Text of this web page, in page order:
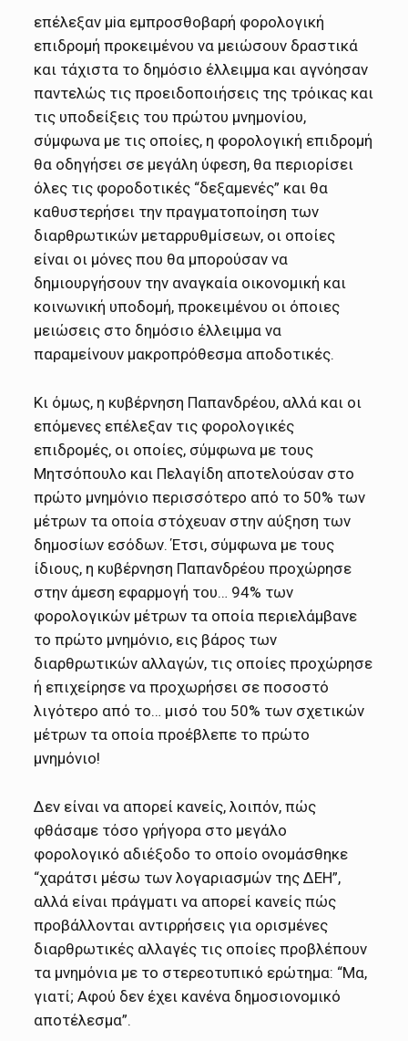
επέλεξαν μiα εμπροσθοβαρή φορολογική
επιδρομή προκειμένου να μειώσουν δραστικά
και τάχιστα το δημόσιο έλλειμμα και αγνόησαν
παντελώς τις προειδοποιήσεις της τρόικας και
τις υποδείξεις του πρώτου μνημονίου,
σύμφωνα με τις οποίες, η φορολογική επιδρομή
θα οδηγήσει σε μεγάλη ύφεση, θα περιορίσει
όλες τις φοροδοτικές “δεξαμενές” και θα
καθυστερήσει την πραγματοποίηση των
διαρθρωτικών μεταρρυθμίσεων, οι οποίες
είναι οι μόνες που θα μπορούσαν να
δημιουργήσουν την αναγκαία οικονομική και
κοινωνική υποδομή, προκειμένου οι όποιες
μειώσεις στο δημόσιο έλλειμμα να
παραμείνουν μακροπρόθεσμα αποδοτικές.
Κι όμως, η κυβέρνηση Παπανδρέου, αλλά και οι
επόμενες επέλεξαν τις φορολογικές
επιδρομές, οι οποίες, σύμφωνα με τους
Μητσόπουλο και Πελαγίδη αποτελούσαν στο
πρώτο μνημόνιο περισσότερο από το 50% των
μέτρων τα οποία στόχευαν στην αύξηση των
δημοσίων εσόδων. Έτσι, σύμφωνα με τους
ίδιους, η κυβέρνηση Παπανδρέου προχώρησε
στην άμεση εφαρμογή του… 94% των
φορολογικών μέτρων τα οποία περιελάμβανε
το πρώτο μνημόνιο, εις βάρος των
διαρθρωτικών αλλαγών, τις οποίες προχώρησε
ή επιχείρησε να προχωρήσει σε ποσοστό
λιγότερο από το… μισό του 50% των σχετικών
μέτρων τα οποία προέβλεπε το πρώτο
μνημόνιο!
Δεν είναι να απορεί κανείς, λοιπόν, πώς
φθάσαμε τόσο γρήγορα στο μεγάλο
φορολογικό αδιέξοδο το οποίο ονομάσθηκε
“χαράτσι μέσω των λογαριασμών της ΔΕΗ”,
αλλά είναι πράγματι να απορεί κανείς πώς
προβάλλονται αντιρρήσεις για ορισμένες
διαρθρωτικές αλλαγές τις οποίες προβλέπουν
τα μνημόνια με το στερεοτυπικό ερώτημα: “Μα,
γιατί; Αφού δεν έχει κανένα δημοσιονομικό
αποτέλεσμα”.